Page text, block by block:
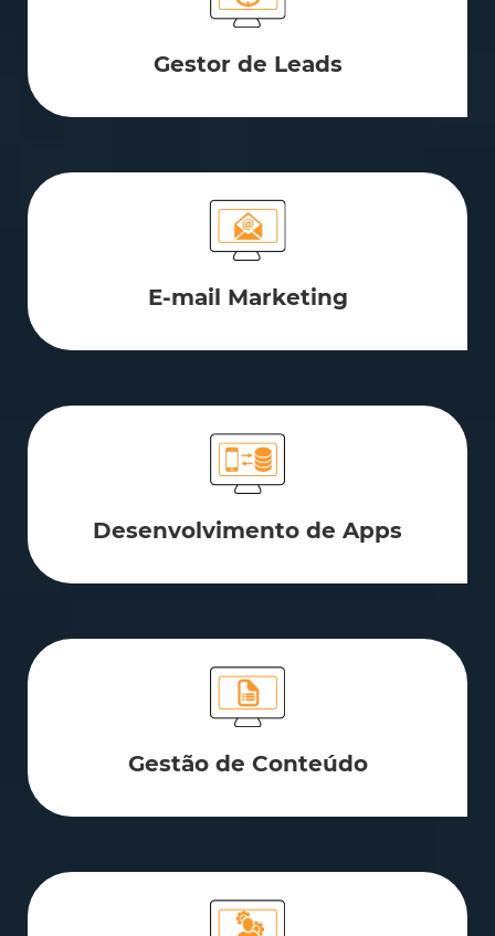
Gestor de Leads
E-mail Marketing
Desenvolvimento de Apps
Gestão de Conteúdo